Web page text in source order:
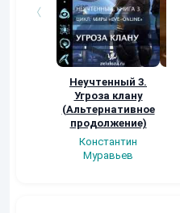
Неучтенный 3.
Угроза клану
(Альтернативное
продолжение)
Константин
Муравьев